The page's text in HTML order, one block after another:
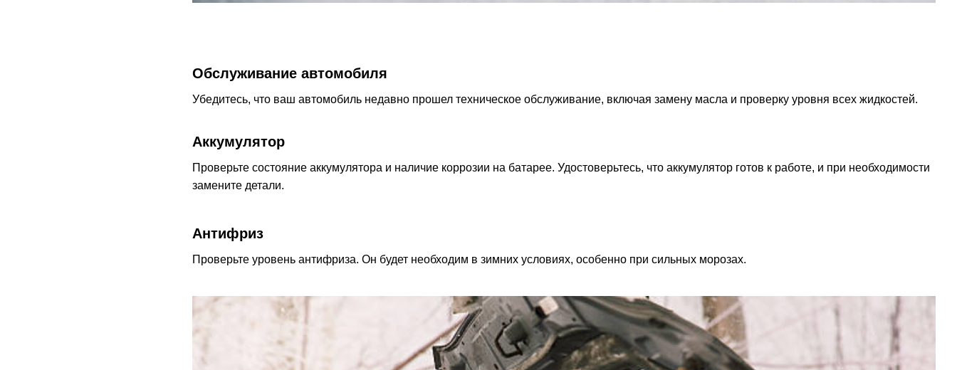
Обслуживание автомобиля
Убедитесь, что ваш автомобиль недавно прошел техническое обслуживание, включая замену масла и проверку уровня всех жидкостей.
Аккумулятор
Проверьте состояние аккумулятора и наличие коррозии на батарее. Удостоверьтесь, что аккумулятор готов к работе, и при необходимости
замените детали.
Антифриз
Проверьте уровень антифриза. Он будет необходим в зимних условиях, особенно при сильных морозах.